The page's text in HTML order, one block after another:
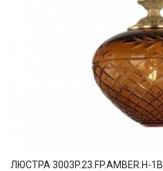
ЛЮСТРА 3003P.23.FP.AMBER.H-1B